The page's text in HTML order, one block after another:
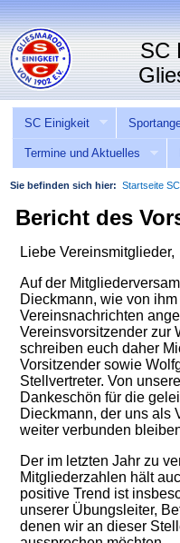
SC Einigkeit
Termine und Aktuelles
Sie befinden sich hier: Startseite
Bericht des
Liebe Vereinsmitglieder,
Auf der
Dieckmann, wie von
Vereinsnachrichten
Vereinsvorsitzender zur
schreiben euch daher
Vorsitzender sowie
Stellvertreter. Von
Dankeschön für die
Dieckmann, der uns als
weiter verbunden
Der im letzten Jahr zu
Mitgliederzahlen hält
positive Trend ist
unserer Übungsleiter,
denen wir an dieser